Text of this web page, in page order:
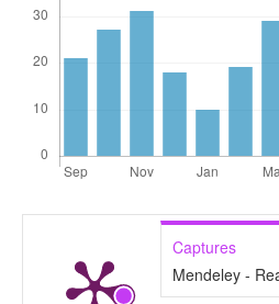
Captures
Mendeley -